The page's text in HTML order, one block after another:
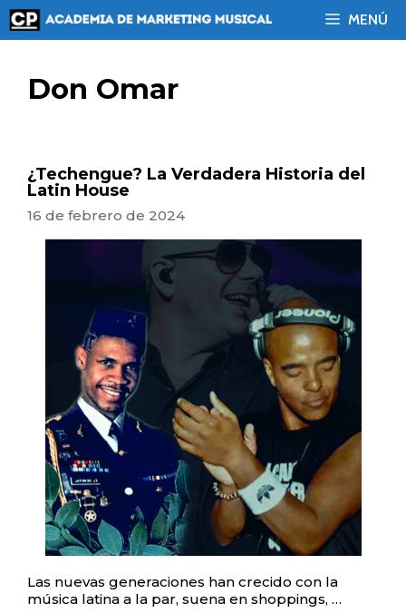
Saltar
al
contenido
MENÚ
Don Omar
¿Techengue? La Verdadera Historia del
Latin House
16 de febrero de 2024
Las nuevas generaciones han crecido con la
música latina a la par, suena en shoppings, …